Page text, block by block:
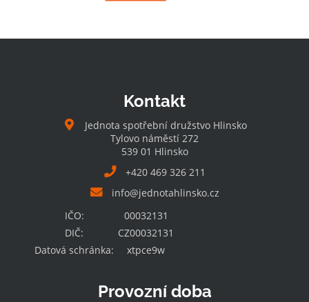
Kontakt
Jednota spotřební družstvo Hlinsko
Tylovo náměstí 272
539 01 Hlinsko
+420 469 326 211
info@jednotahlinsko.cz
IČO:
00032131
DIČ:
CZ00032131
Datová schránka:
xtpce9w
Provozní doba